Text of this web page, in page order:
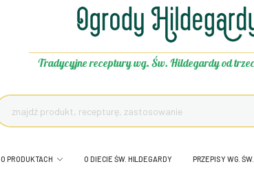
Tradycyjne receptury wg. Św. Hildegardy od
O PRODUKTACH O DIECIE ŚW. HILDEGARDY PRZEPISY WG.